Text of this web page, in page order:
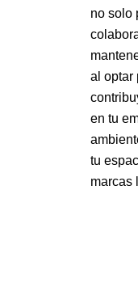
no solo
al optar
en tu
tu
marcas